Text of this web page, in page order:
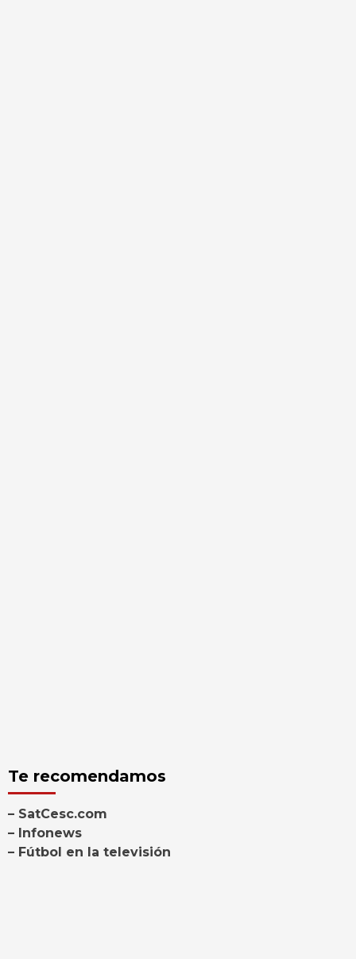
Te recomendamos
– SatCesc.com
– Infonews
– Fútbol en la televisión